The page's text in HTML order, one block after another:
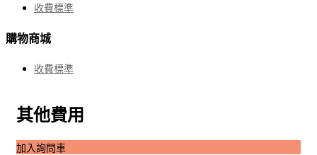
收費標準
購物商城
收費標準
其他費用
加入詢問車